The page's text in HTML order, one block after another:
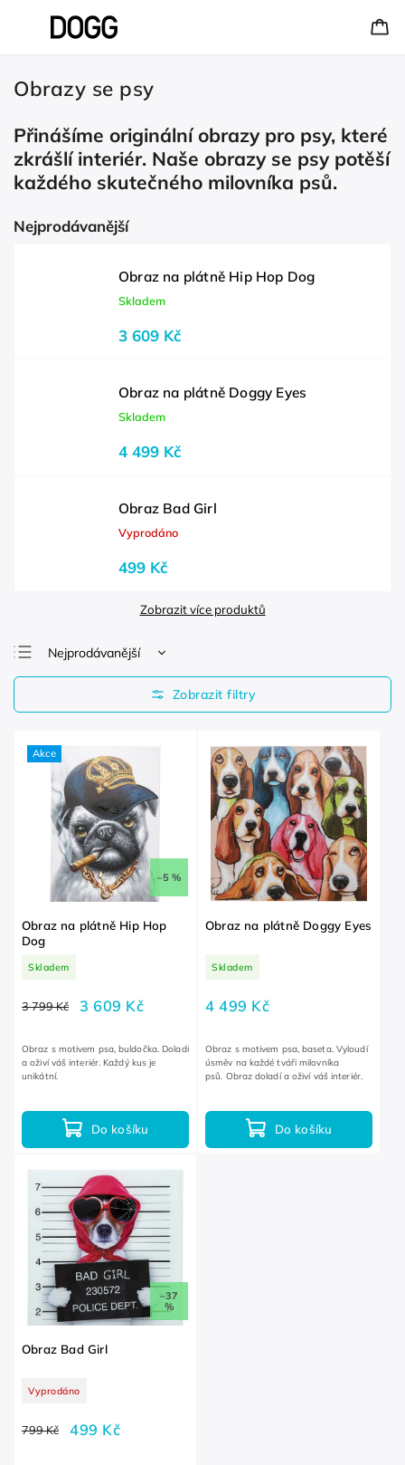
Obrazy se psy
Přinášíme originální obrazy pro psy, které
zkrášlí interiér. Naše obrazy se psy potěší
každého skutečného milovníka psů.
Nejprodávanější
Obraz na plátně Hip Hop Dog
Skladem
3 609 Kč
Obraz na plátně Doggy Eyes
Skladem
4 499 Kč
Obraz Bad Girl
Vyprodáno
499 Kč
Zobrazit více produktů
Nejprodávanější
Nejlevnější
Nejdražší
Akce
–5 %
Obraz na plátně Hip Hop
Dog
Skladem
3 799 Kč 3 609 Kč
Do košíku
Obraz s motivem psa, buldočka. Doladí
a oživí váš interiér. Každý kus je
unikátní.
Obraz na plátně Doggy Eyes
Skladem
4 499 Kč
Do košíku
Obraz s motivem psa, baseta. Vyloudí
úsměv na každé tváři milovníka
psů. Obraz doladí a oživí váš interiér.
–37
%
Obraz Bad Girl
Vyprodáno
799 Kč 499 Kč